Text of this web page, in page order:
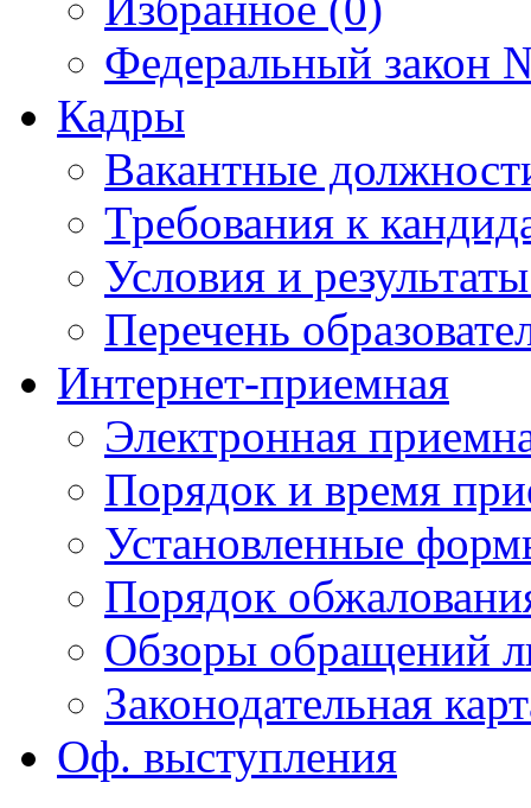
Федеральный закон
Кадры
Вакантные
Требования к
Условия и
Перечень
Интернет-приемная
Электронная
Порядок и время
Установленные
Порядок
Обзоры обращений
Законодательная
Оф. выступления